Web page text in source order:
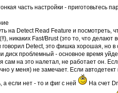
часть настройки - приготовьтесь
на Detect Read Feature и посмотреть,
никаких Fast/Brust (это то, что
Detect, это фишка хорошая, но в
диск проблемный - основное время
сам на это налетал, не работает он.
у меня) не замечает. Если
а если нет - то и фиг с ней
На счет